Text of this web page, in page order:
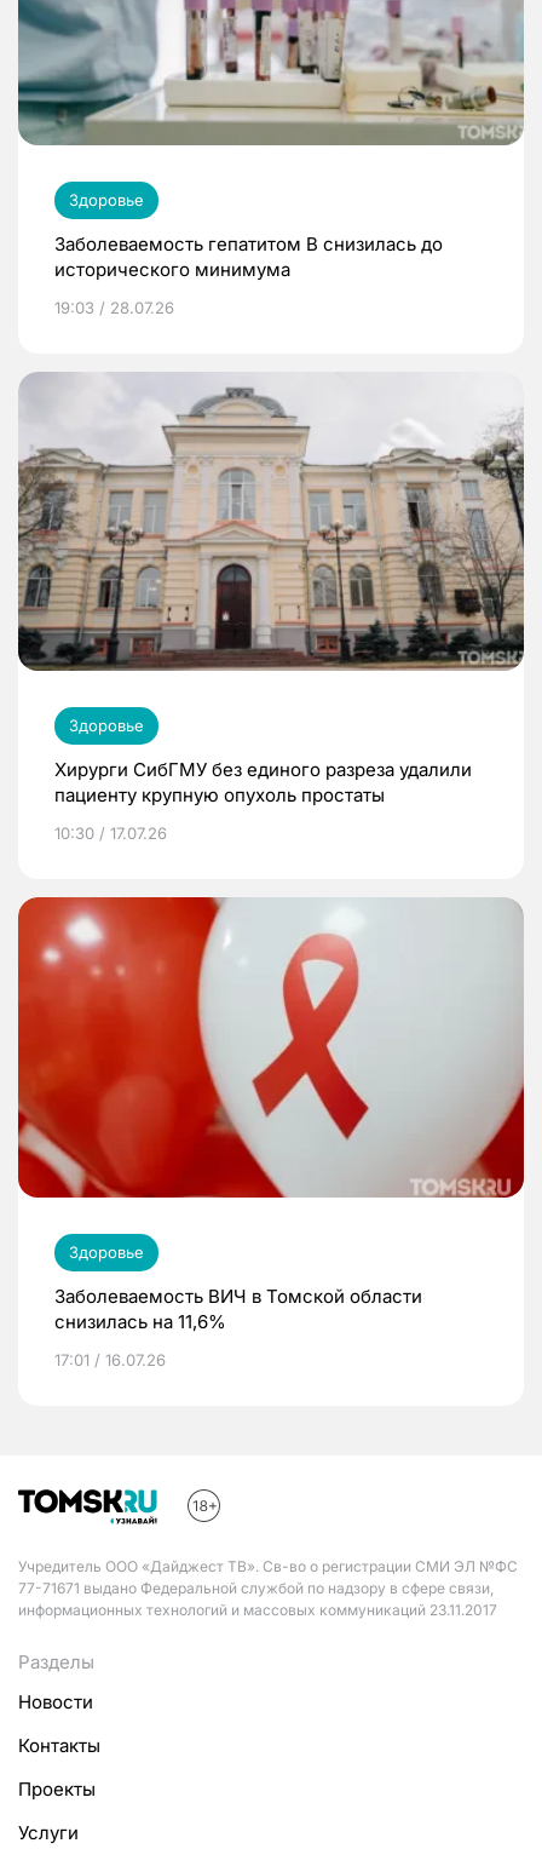
Здоровье
Заболеваемость гепатитом В снизилась до
исторического минимума
19:03 / 28.07.26
Здоровье
Хирурги СибГМУ без единого разреза удалили
пациенту крупную опухоль простаты
10:30 / 17.07.26
Здоровье
Заболеваемость ВИЧ в Томской области
снизилась на 11,6%
17:01 / 16.07.26
Учредитель ООО «Дайджест ТВ». Св-во о регистрации СМИ ЭЛ №ФС
77-71671 выдано Федеральной службой по надзору в сфере связи,
информационных технологий и массовых коммуникаций 23.11.2017
Разделы
Новости
Контакты
Проекты
Услуги